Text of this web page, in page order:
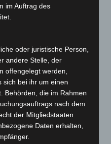
im Auftrag des
oder juristische Person,
andere Stelle, der
offengelegt werden,
sich bei ihr um einen
Behörden, die im Rahmen
nach dem
der Mitgliedstaaten
Daten erhalten,